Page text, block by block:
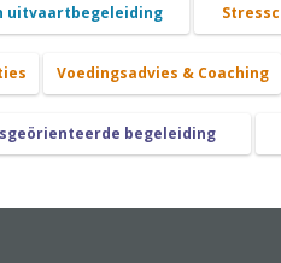
uitvaartbegeleiding
Voedingsadvies & Coaching
begeleiding